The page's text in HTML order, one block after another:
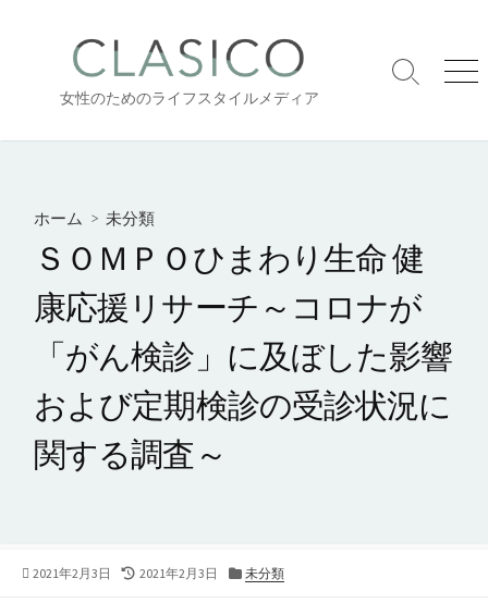
女性のためのライフスタイルメディア
検
り
メ
ー
ホーム > 未分類
ＳＯＭＰＯひまわり生命 健
康応援リサーチ～コロナが
「がん検診」に及ぼした影響
および定期検診の受診状況に
関する調査～
公
2021年2月3日
最
2021年2月3日
カ
未分類